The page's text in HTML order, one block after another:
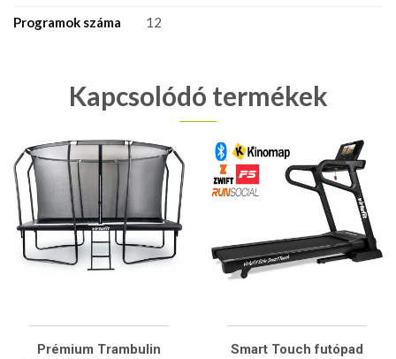
Programok száma
12
Kapcsolódó termékek
Prémium Trambulin
Smart Touch futópad